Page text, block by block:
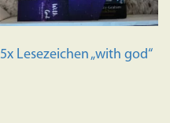
5x Lesezeichen „with god“